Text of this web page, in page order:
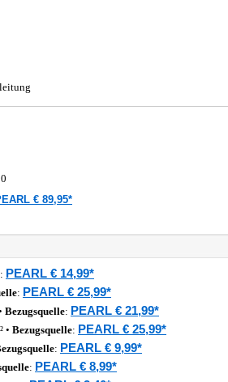
€ 89,95*
: PEARL € 14,99*
: PEARL € 25,99*
Bezugsquelle: PEARL € 21,99*
• Bezugsquelle: PEARL € 25,99*
: PEARL € 9,99*
: PEARL € 8,99*